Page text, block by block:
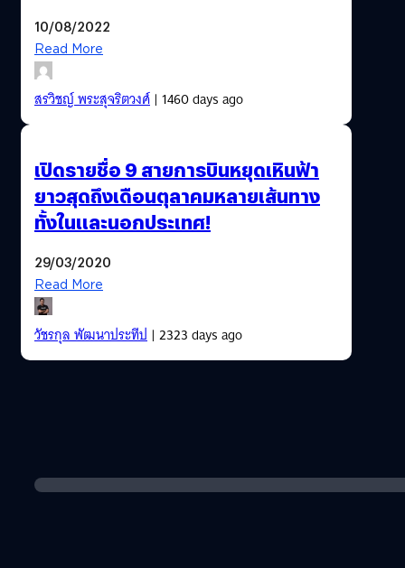
10/08/2022
Read More
สรวิชญ์ พระสุจริตวงศ์| 1460 days ago
เปิดรายชื่อ 9 สายการบินหยุดเหินฟ้า
ยาวสุดถึงเดือนตุลาคมหลายเส้นทาง
ทั้งในและนอกประเทศ!
29/03/2020
Read More
วัชรกุล พัฒนาประทีป| 2323 days ago